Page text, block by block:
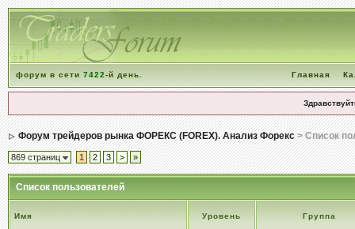
форум в сети 7422-й день. Главная
Форум трейдеров рынка ФОРЕКС (FOREX). Анализ Форекс> Список
869 страниц 1 2 3 > »
Список пользователей
Имя Уровень Группа